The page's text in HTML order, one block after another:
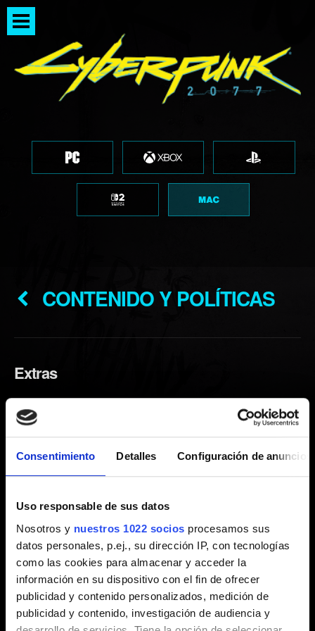
Consentimiento Detalles Configuración de anuncios
Uso responsable de sus datos
Nosotros y nuestros 1022 socios procesamos sus
datos personales, p.ej., su dirección IP, con tecnologías
como las cookies para almacenar y acceder la
información en su dispositivo con el fin de ofrecer
publicidad y contenido personalizados, medición de
publicidad y contenido, investigación de audiencia y
CONTENIDO Y POLÍTICAS
Extras
Artículos digitales: instrucciones
No he recibido la(s) recompensa(s) en el juego
por registrarme
Contenido adicional gratuito (DLC) - Dónde
Recompensas en el juego por registrarte:
instrucciones
Política de vídeos